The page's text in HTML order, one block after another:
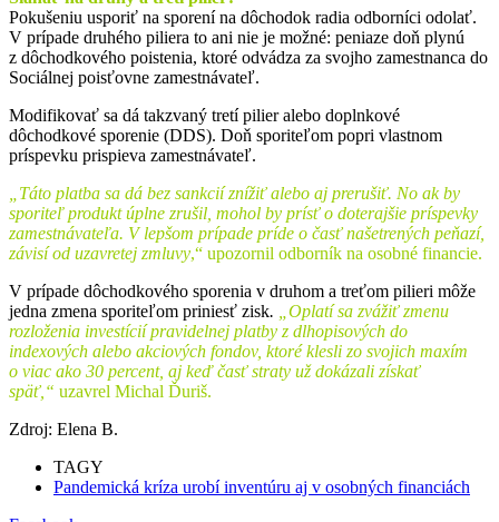
Pokušeniu usporiť na sporení na dôchodok radia odborníci odolať.
V prípade druhého piliera to ani nie je možné: peniaze doň plynú
z dôchodkového poistenia, ktoré odvádza za svojho zamestnanca do
Sociálnej poisťovne zamestnávateľ.
Modifikovať sa dá takzvaný tretí pilier alebo doplnkové
dôchodkové sporenie (DDS). Doň sporiteľom popri vlastnom
príspevku prispieva zamestnávateľ.
„Táto platba sa dá bez sankcií znížiť alebo aj prerušiť. No ak by
sporiteľ produkt úplne zrušil, mohol by prísť o doterajšie príspevky
zamestnávateľa. V lepšom prípade príde o časť našetrených peňazí,
závisí od uzavretej zmluvy,“ upozornil odborník na osobné financie.
V prípade dôchodkového sporenia v druhom a treťom pilieri môže
jedna zmena sporiteľom priniesť zisk. „Oplatí sa zvážiť zmenu
rozloženia investícií pravidelnej platby z dlhopisových do
indexových alebo akciových fondov, ktoré klesli zo svojich maxím
o viac ako 30 percent, aj keď časť straty už dokázali získať
späť,“ uzavrel Michal Ďuriš.
Zdroj: Elena B.
TAGY
Pandemická kríza urobí inventúru aj v osobných financiách